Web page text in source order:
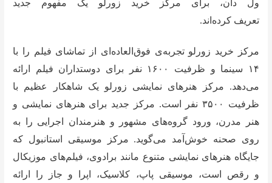
ول دان، برای مرکز خرید زورلو یک مفهوم جدید
تعریف کرده‌اند.
مرکز خرید زورلو تجربه‌ی فوق‌العاده‌ای از تماشای فیلم را با
۱۴ سینما و ظرفیت ۱۶۰۰ نفر برای دوستداران فیلم ارائه
می‌دهد. مرکز هنرهای نمایشی زورلو یک شاهکار عظیم با
ظرفیت ۳۵۰۰ نفر است. مرکز جدید برای هنرهای نمایشی و
هنر مدرن، ورود گروه‌های مشهور و هنرمندان اجرایی را به
روی صحنه خوش‌آمد می‌گوید. مرکز موسیقی استانبول که
جایگاه هنرهای نمایشی متنوع مانند برادوی، فیلم‌های موزیکال
و رقص است، موسیقی پاپ، کلاسیک، اپرا و جاز را ارائه